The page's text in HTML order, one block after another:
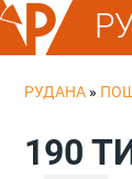
РУДАНА »
190